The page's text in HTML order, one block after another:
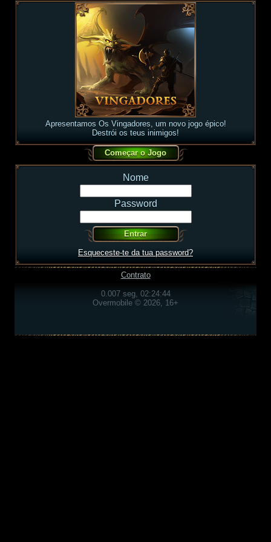
Apresentamos Os Vingadores, um novo jogo épico!
Destrói os teus inimigos!
Nome
Password
Esqueceste-te da tua password?
Contrato
0.007 seg, 02:24:44
Overmobile © 2026, 16+